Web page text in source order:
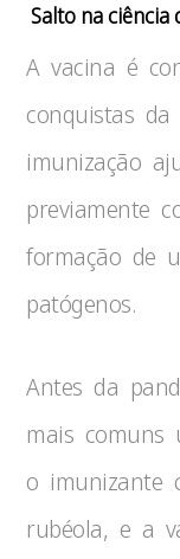
Salto na
A vacina é
conquistas
imunização
previamente
formação de
patógenos.
Antes da
mais comuns
o imunizante
rubéola, e a